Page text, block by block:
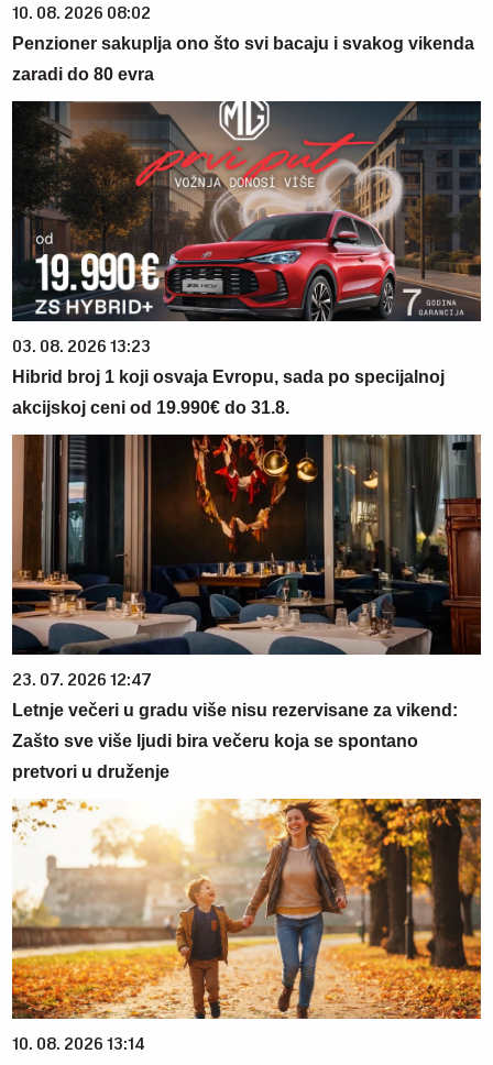
10. 08. 2026 08:02
Penzioner sakuplja ono što svi bacaju i svakog vikenda
zaradi do 80 evra
03. 08. 2026 13:23
Hibrid broj 1 koji osvaja Evropu, sada po specijalnoj
akcijskoj ceni od 19.990€ do 31.8.
23. 07. 2026 12:47
Letnje večeri u gradu više nisu rezervisane za vikend:
Zašto sve više ljudi bira večeru koja se spontano
pretvori u druženje
10. 08. 2026 13:14